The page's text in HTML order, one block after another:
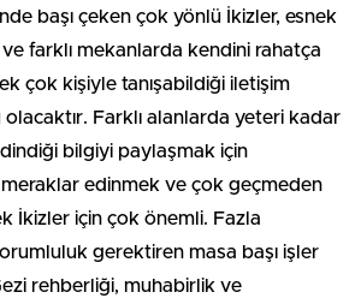
başı çeken çok yönlü İkizler, esnek
farklı mekanlarda kendini rahatça
çok kişiyle tanışabildiği iletişim
Farklı alanlarda yeteri kadar
bilgiyi paylaşmak için
meraklar edinmek ve çok geçmeden
İkizler için çok önemli. Fazla
gerektiren masa başı işler
rehberliği, muhabirlik ve